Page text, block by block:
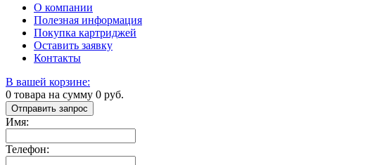
О компании
Полезная информация
Покупка картриджей
Оставить заявку
Контакты
В вашей корзине:
0 товара на сумму 0 руб.
Отправить запрос
Имя:
Телефон: